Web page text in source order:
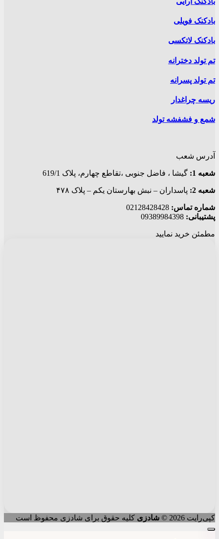
بادکنک فویلی
بادکنک لاتکسی
تم تولد دخترانه
تم تولد پسرانه
ریسه چراغدار
شمع و فشفشه تولد
آدرس شعب
شعبه 1: گيشا ، فاضل جنوبی ،تقاطع چهارم، پلاک 619/1
شعبه 2: پاسداران – نبش بهارستان یکم – پلاک ۴۷۸
شماره تماس:
پشتیبانی:
مطمئن خرید نمایید
کپی‌رایت 2026 © شادزی کلیه حقوق برای شادزی محفوظ است